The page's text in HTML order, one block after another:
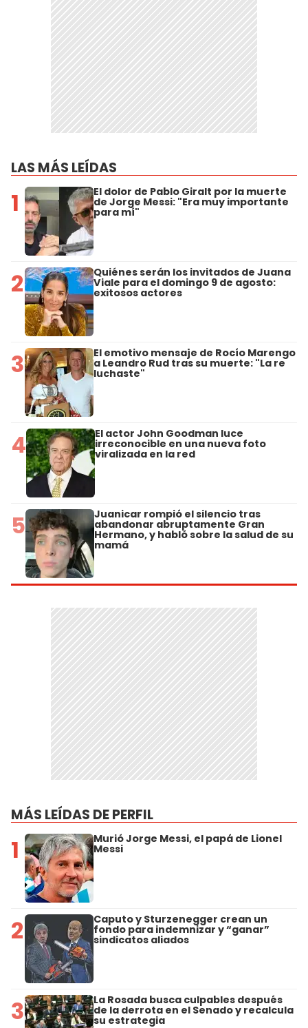
LAS MÁS LEÍDAS
1 El dolor de Pablo Giralt por la muerte
de Jorge Messi: "Era muy importante
para mí"
2 Quiénes serán los invitados de Juana
Viale para el domingo 9 de agosto:
exitosos actores
3 El emotivo mensaje de Rocío Marengo
a Leandro Rud tras su muerte: "La re
luchaste"
4 El actor John Goodman luce
irreconocible en una nueva foto
viralizada en la red
5 Juanicar rompió el silencio tras
abandonar abruptamente Gran
Hermano, y habló sobre la salud de su
mamá
MÁS LEÍDAS DE PERFIL
1 Murió Jorge Messi, el papá de Lionel
Messi
2 Caputo y Sturzenegger crean un
fondo para indemnizar y “ganar”
sindicatos aliados
3 La Rosada busca culpables después
de la derrota en el Senado y recalcula
su estrategia